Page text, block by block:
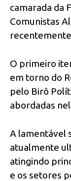
camarada da
Comunistas
O primeiro
em torno do
pelo Birô
abordadas
A lamentável
atualmente
atingindo
e os setores